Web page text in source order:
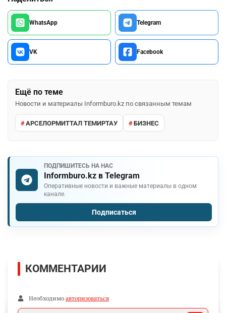
WhatsApp Telegram
VK Facebook
Ещё по теме
Новости и материалы Informburo.kz по связанным темам
АРСЕЛОРМИТТАЛ ТЕМИРТАУ БИЗНЕС
ПОДПИШИТЕСЬ НА НАС
Informburo.kz в Telegram
Оперативные новости и важные материалы в одном
канале.
Подписаться
КОММЕНТАРИИ
Необходимо авторизоваться